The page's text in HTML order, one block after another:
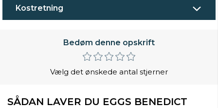
Kostretning
Bedøm denne opskrift
Vælg det ønskede antal stjerner
SÅDAN LAVER DU EGGS BENEDICT